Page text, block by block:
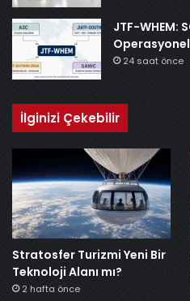
JTF-WHEM:
24 saat önce
İlginizi Çekebilir
Stratosfer Turizmi Yeni Bir
Teknoloji Alanı mı?
2 hafta önce